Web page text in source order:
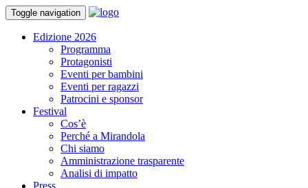
Toggle navigation
Edizione 2026
Programma
Protagonisti
Eventi per bambini
Eventi per ragazzi
Patrocini e sponsor
Festival
Cos’è
Perché a Mirandola
Chi siamo
Amministrazione trasparente
Analisi di impatto
Press